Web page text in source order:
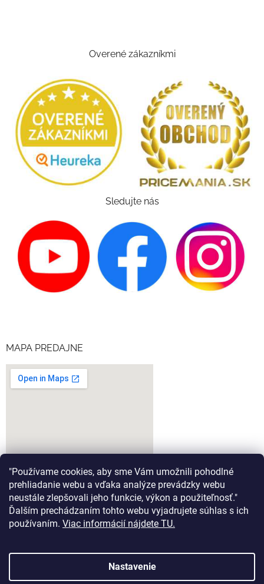
"Používame cookies, aby sme Vám umožnili pohodlné
prehliadanie webu a vďaka analýze prevádzky webu
neustále zlepšovali jeho funkcie, výkon a použiteľnosť."
Ďalším prechádzaním tohto webu vyjadrujete súhlas s ich
používaním. Viac informácií nájdete TU.
Nastavenie
Overené zákazníkmi
Sledujte nás
MAPA PREDAJNE
google-map-generator.com
Vytvoril Shoptet